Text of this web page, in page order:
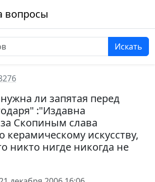
вопросы
Искать
ли запятая перед
:"Издавна
Скопиным слава
керамическому искусству,
никто нигде никогда не